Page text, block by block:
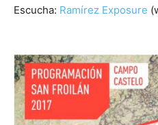
Escucha: Ramírez Exposure